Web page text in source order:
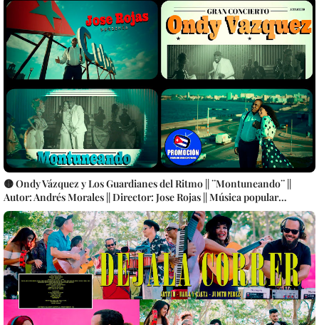
🟡 Ondy Vázquez y Los Guardianes del Ritmo || ¨Montuneando¨ ||
Autor: Andrés Morales || Director: Jose Rojas || Música popular
tradicional bailable cubana || Son Montuno || Producciones Abdala
S.A. || Videoclip || CUBA